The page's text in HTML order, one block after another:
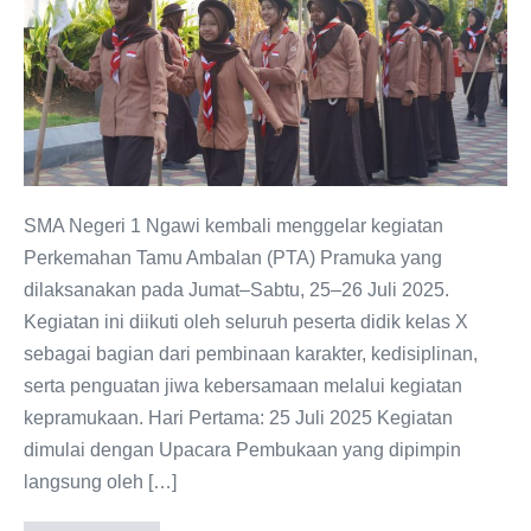
1
Ngawi
2025:
Membangun
Semangat,
Kebersamaan,
dan
Kreativitas
Peserta
Didik
SMA Negeri 1 Ngawi kembali menggelar kegiatan
Perkemahan Tamu Ambalan (PTA) Pramuka yang
dilaksanakan pada Jumat–Sabtu, 25–26 Juli 2025.
Kegiatan ini diikuti oleh seluruh peserta didik kelas X
sebagai bagian dari pembinaan karakter, kedisiplinan,
serta penguatan jiwa kebersamaan melalui kegiatan
kepramukaan. Hari Pertama: 25 Juli 2025 Kegiatan
dimulai dengan Upacara Pembukaan yang dipimpin
langsung oleh […]